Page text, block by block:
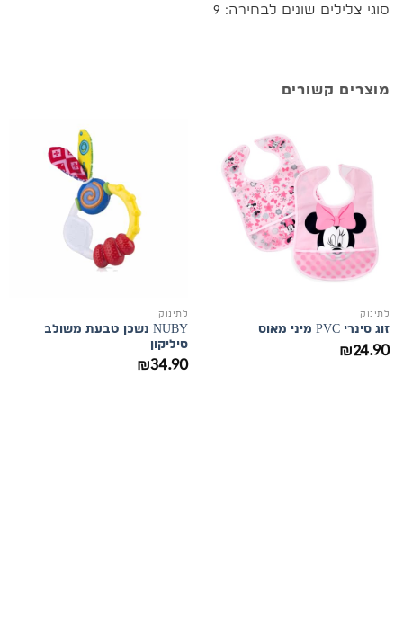
סוגי צלילים שונים לבחירה: 9
מוצרים קשורים
לתינוק
זוג סינרי PVC מיני מאוס
₪24.90
לתינוק
NUBY נשכן טבעת משולב
סיליקון
₪34.90